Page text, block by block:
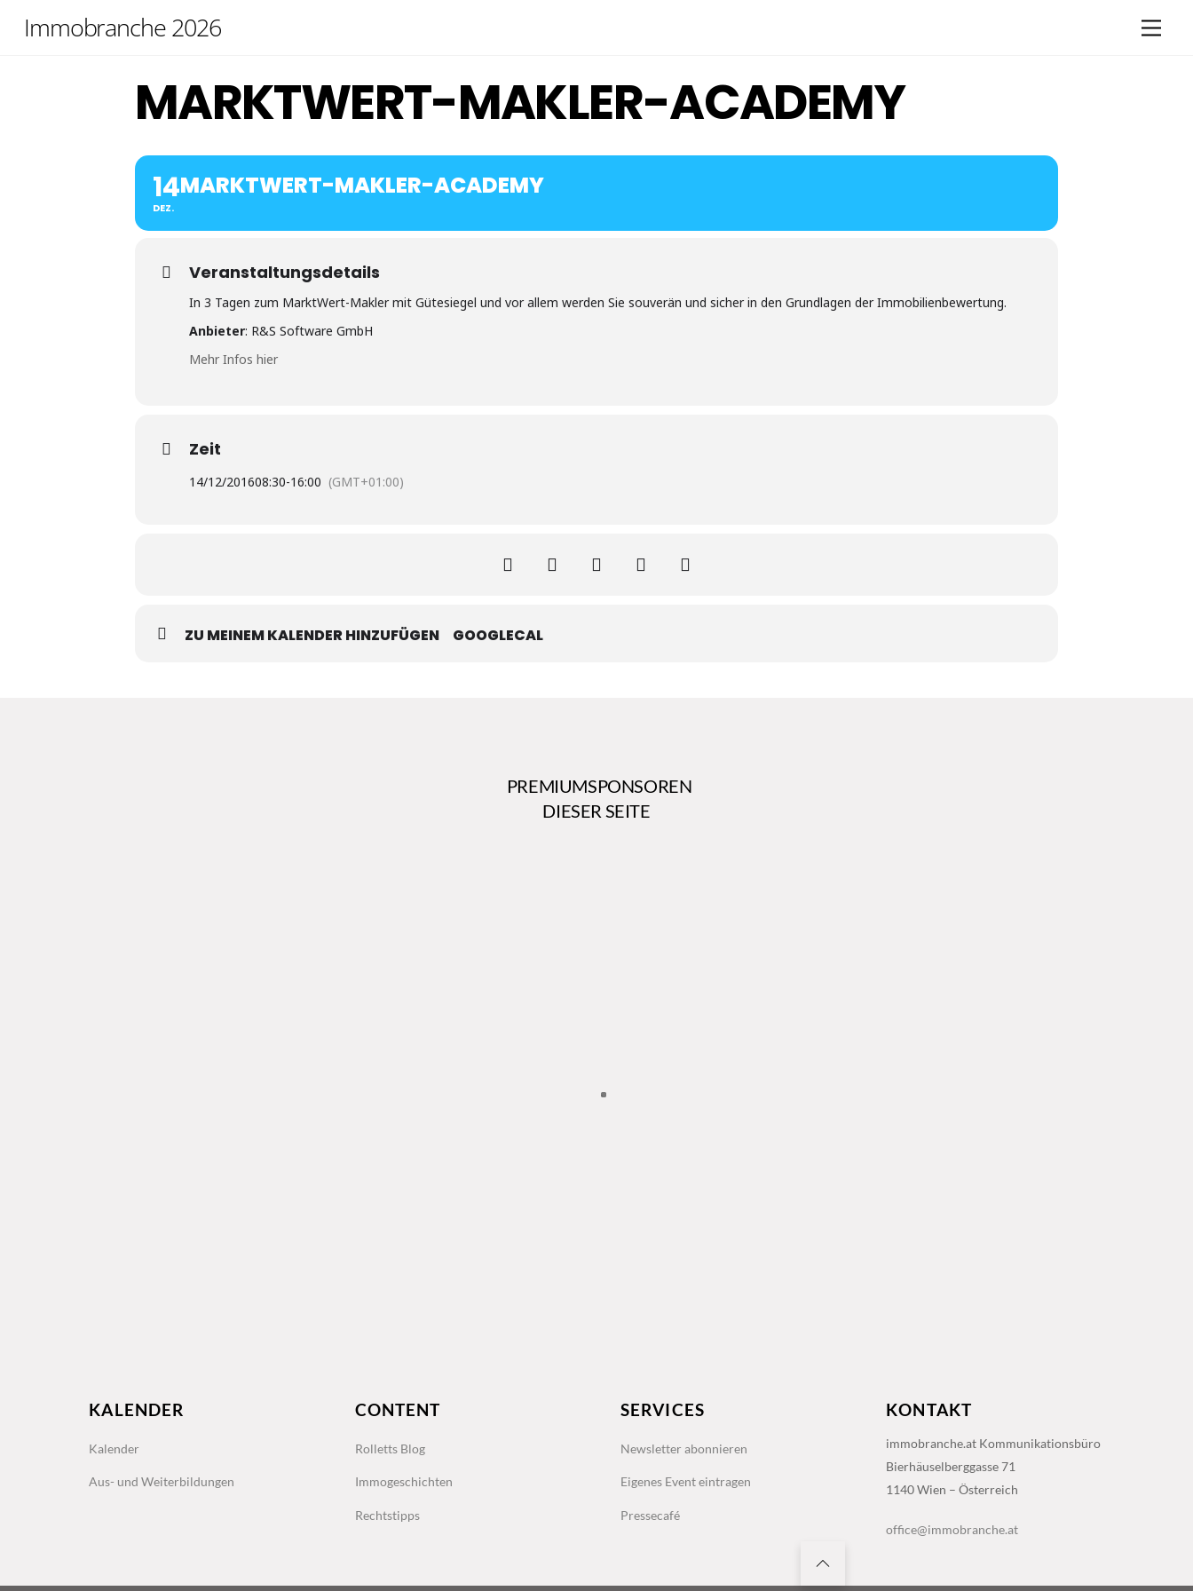
Immobranche 2026
MARKTWERT-MAKLER-ACADEMY
14
DEZ.
MARKTWERT-MAKLER-ACADEMY
Veranstaltungsdetails
In 3 Tagen zum MarktWert-Makler mit Gütesiegel und vor allem werden Sie souverän und sicher in den Grundlagen der Immobilienbewertung.
Anbieter: R&S Software GmbH
Mehr Infos hier
Zeit
14/12/201608:30-16:00 (GMT+01:00)
ZU MEINEM KALENDER HINZUFÜGEN GOOGLECAL
PREMIUMSPONSOREN
DIESER SEITE
KALENDER
Kalender
Aus- und Weiterbildungen
CONTENT
Rolletts Blog
Immogeschichten
Rechtstipps
SERVICES
Newsletter abonnieren
Eigenes Event eintragen
Pressecafé
KONTAKT
immobranche.at Kommunikationsbüro
Bierhäuselberggasse 71
1140 Wien – Österreich
office@immobranche.at